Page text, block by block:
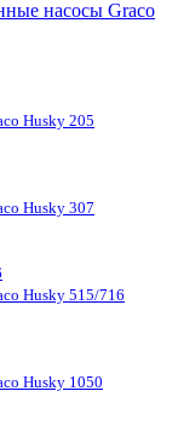
насосы Graco
Husky 205
Husky 307
Husky 515/716
Husky 1050